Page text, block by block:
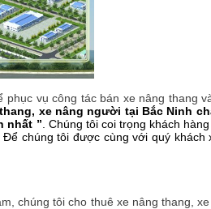
vụ công tác bán xe nâng thang
xe nâng người tại Bắc Ninh
nhất ” . Chúng tôi coi trọng khách
chúng tôi được cùng với quý
chúng tôi cho thuê xe nâng thang,